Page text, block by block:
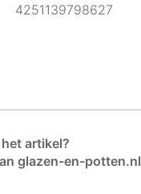
4251139798627
artikel?
glazen-en-potten.nl